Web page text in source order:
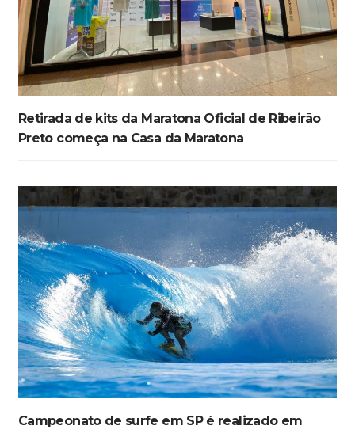
Retirada de kits da Maratona Oficial de Ribeirão
Preto começa na Casa da Maratona
Campeonato de surfe em SP é realizado em